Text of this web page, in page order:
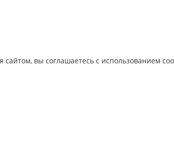
вы соглашаетесь с использованием